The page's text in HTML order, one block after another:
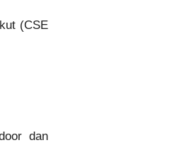
(CSE
dan